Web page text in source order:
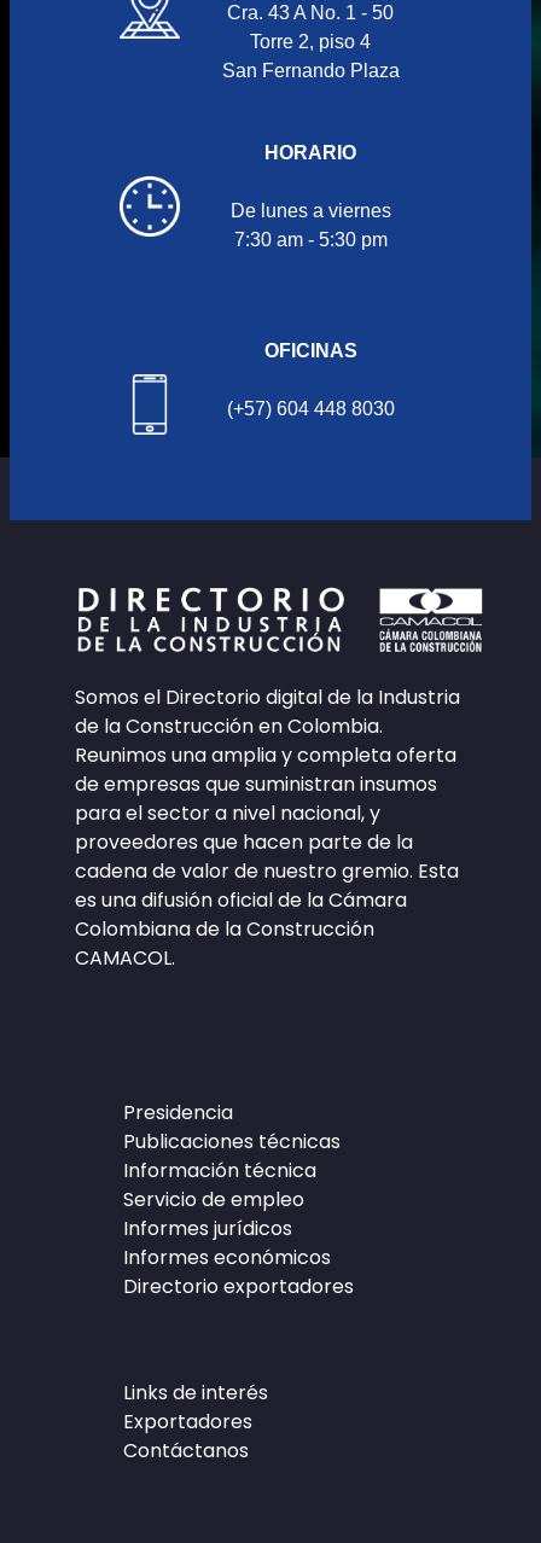
Cra. 43 A No. 1 - 50
Torre 2, piso 4
San Fernando Plaza
HORARIO
De lunes a viernes
7:30 am - 5:30 pm
OFICINAS
(+57) 604 448 8030
Somos el Directorio digital de la Industria
de la Construcción en Colombia.
Reunimos una amplia y completa oferta
de empresas que suministran insumos
para el sector a nivel nacional, y
proveedores que hacen parte de la
cadena de valor de nuestro gremio. Esta
es una difusión oficial de la Cámara
Colombiana de la Construcción
CAMACOL.
Presidencia
Publicaciones técnicas
Información técnica
Servicio de empleo
Informes jurídicos
Informes económicos
Directorio exportadores
Links de interés
Exportadores
Contáctanos